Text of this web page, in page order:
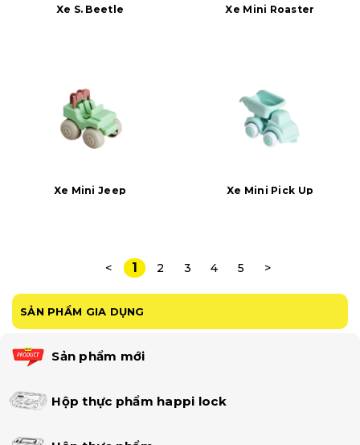
SẢN PHẨM GIA DỤNG
Sản phẩm mới
Hộp thực phẩm happi lock
Xe S. Beetle Xe Mini Roaster
Xe Mini Jeep Xe Mini Pick Up
< 1 2 3 4 5 >